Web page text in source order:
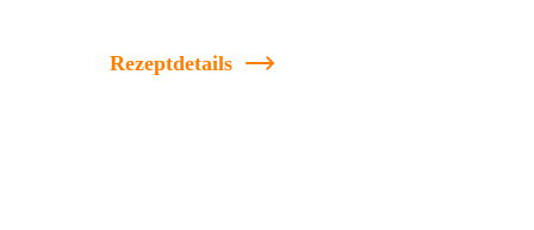
Rezeptdetails